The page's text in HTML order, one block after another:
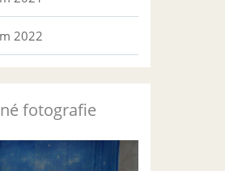
2022
fotografie